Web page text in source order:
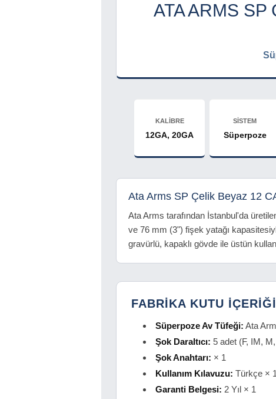
ATA ARMS
KALİBRE
12GA, 20GA
SİSTEM
Süperpoze
Ata Arms SP Çelik Beyaz 12
Ata Arms tarafından İstanbul'da
ve 76 mm (3") fişek yatağı
gravürlü, kapaklı gövde ile üstün
FABRİKA KUTU İÇERİĞİ
Süperpoze Av Tüfeği: Ata
Şok Daraltıcı: 5 adet (F, IM,
Şok Anahtarı: × 1
Kullanım Kılavuzu: Türkçe × 1
Garanti Belgesi: 2 Yıl × 1